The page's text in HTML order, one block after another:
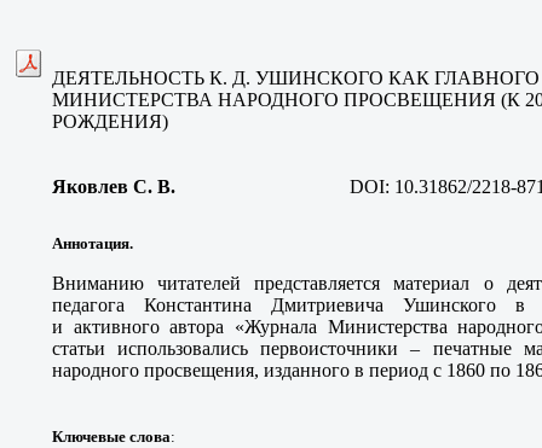
ДЕЯТЕЛЬНОСТЬ К. Д. УШИНСКОГО КАК
МИНИСТЕРСТВА НАРОДНОГО ПРОСВЕЩЕНИЯ (К
РОЖДЕНИЯ)
Яковлев С. В. DOI: 10.31862/2218-
Аннотация.
Вниманию читателей представляется материал о
педагога Константина Дмитриевича Ушинского в
и активного автора «Журнала Министерства
статьи использовались первоисточники – печатные
народного просвещения, изданного в период с 1860 по
Ключевые слова: